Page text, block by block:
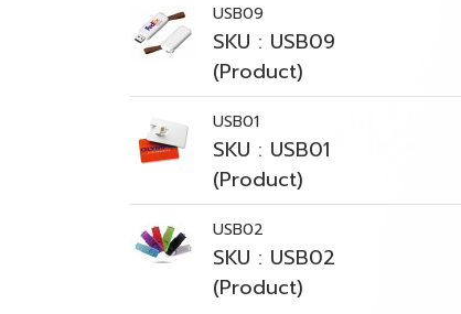
USB09
SKU : USB09
(Product)
USB01
SKU : USB01
(Product)
USB02
SKU : USB02
(Product)